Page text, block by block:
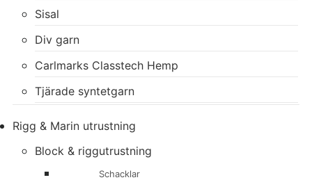
Sisal
Div garn
Carlmarks Classtech Hemp
Tjärade syntetgarn
Rigg & Marin utrustning
Block & riggutrustning
Schacklar